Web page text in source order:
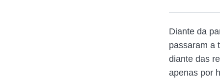
Diante da
passaram a
diante das
apenas por